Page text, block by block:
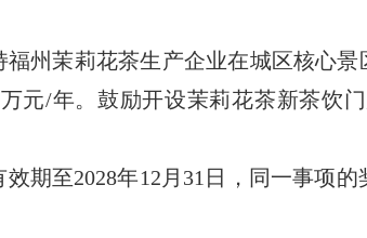
福州茉莉花茶生产企业在城区核心
元/年。鼓励开设茉莉花茶新茶饮
期至2028年12月31日，同一事项